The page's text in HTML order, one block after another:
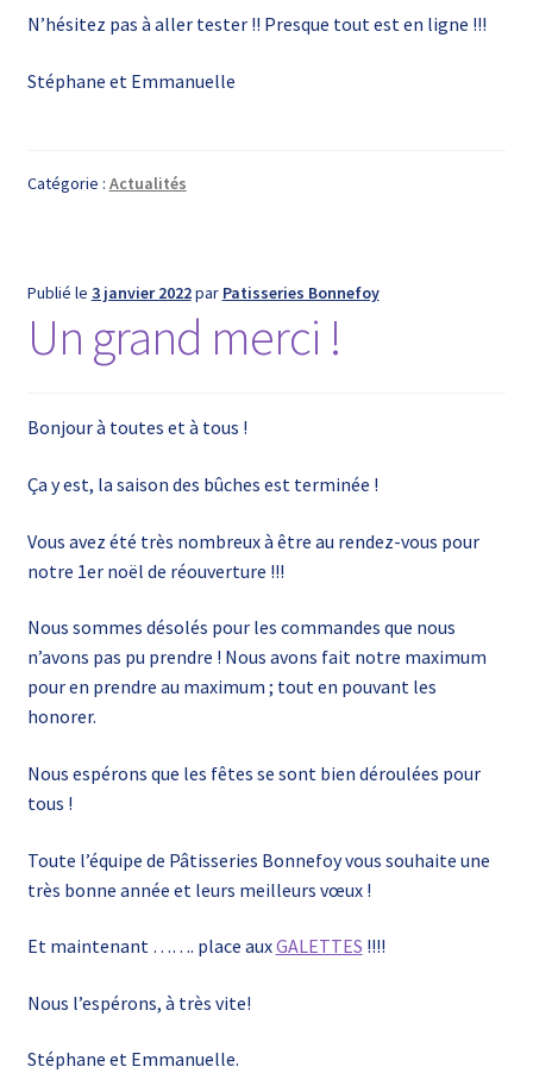
N’hésitez pas à aller tester !! Presque tout est en ligne !!!
Stéphane et Emmanuelle
Catégorie : Actualités
Publié le 3 janvier 2022par Patisseries Bonnefoy
Un grand merci !
Bonjour à toutes et à tous !
Ça y est, la saison des bûches est terminée !
Vous avez été très nombreux à être au rendez-vous pour
notre 1er noël de réouverture !!!
Nous sommes désolés pour les commandes que nous
n’avons pas pu prendre ! Nous avons fait notre maximum
pour en prendre au maximum ; tout en pouvant les
honorer.
Nous espérons que les fêtes se sont bien déroulées pour
tous !
Toute l’équipe de Pâtisseries Bonnefoy vous souhaite une
très bonne année et leurs meilleurs vœux !
Et maintenant ……. place auxGALETTES !!!!
Nous l’espérons, à très vite!
Stéphane et Emmanuelle.